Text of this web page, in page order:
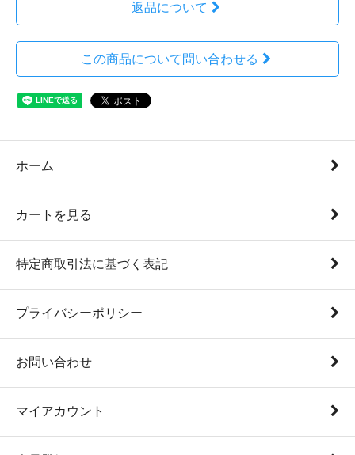
返品について
この商品について問い合わせる
ホーム
カートを見る
特定商取引法に基づく表記
プライバシーポリシー
お問い合わせ
マイアカウント